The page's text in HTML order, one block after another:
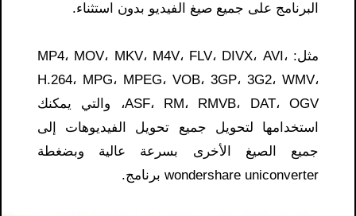
البرنامج على جميع صيغ الفيديو بدون استثناء.
مثل: MP4، MOV، MKV، M4V، FLV، DIVX، AVI،
H.264، MPG، MPEG، VOB، 3GP، 3G2، WMV،
ASF، RM، RMVB، DAT، OGV، والتي يمكنك
استخدامها لتحويل جميع تحويل الفيديوهات إلى
جميع الصيغ الأخرى بسرعة عالية وبضغطة
wondershare uniconverter برنامج.